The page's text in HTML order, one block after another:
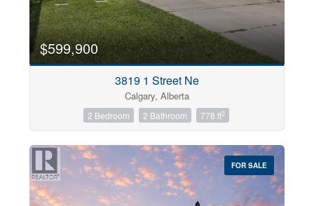
$599,900
3819 1 Street Ne
Calgary, Alberta
2 Bedroom 2 Bathroom 778 ft2
FOR SALE